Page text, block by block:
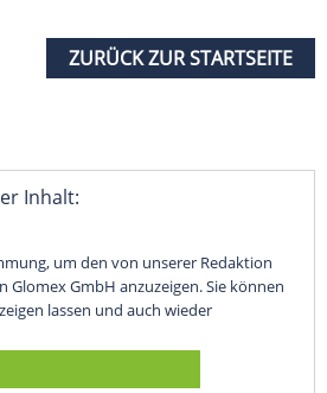
ZURÜCK ZUR STARTSEITE
Inhalt:
um den von unserer Redaktion
GmbH anzuzeigen. Sie können
lassen und auch wieder